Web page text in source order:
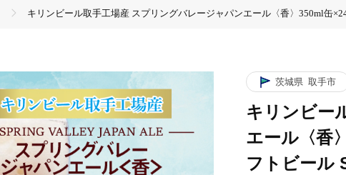
キリンビール取手工場産 スプリングバレージャパンエール〈香〉350ml缶
茨城県 取手市
キリンビー
エール〈香
フトビール